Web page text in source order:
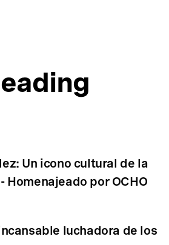
Un icono cultural de la
Homenajeado por OCHO
luchadora de los